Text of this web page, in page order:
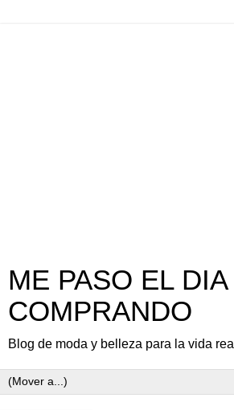
ME PASO EL DIA
COMPRANDO
Blog de moda y belleza para la vida real